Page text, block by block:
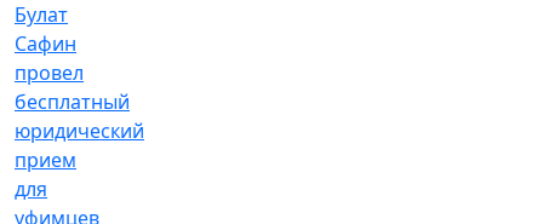
Булат
Сафин
провел
бесплатный
юридический
прием
для
уфимцев